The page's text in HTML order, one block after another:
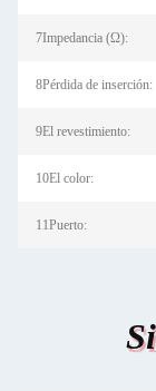
7Impedancia (Ω):
8Pérdida de inserción:
9El revestimiento:
10El color:
11Puerto: